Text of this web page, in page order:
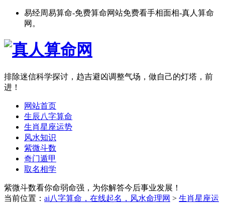
易经周易算命-免费算命网站免费看手相面相-真人算命
网。
排除迷信科学探讨，趋吉避凶调整气场，做自己的灯塔，前
进！
网站首页
生辰八字算命
生肖星座运势
风水知识
紫微斗数
奇门遁甲
取名相学
紫微斗数看你命弱命强，为你解答今后事业发展！
当前位置： ai八字算命，在线起名，风水命理网 > 生肖星座运